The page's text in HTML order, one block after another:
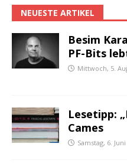
NEUESTE ARTIKEL
Besim
PF-Bits
Mittwoch, 5.
Lesetipp:
Cames
Samstag, 6.